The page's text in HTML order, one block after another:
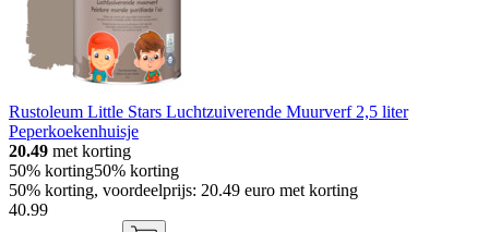
Rustoleum Little Stars Luchtzuiverende Muurverf 2,5 liter
Peperkoekenhuisje
20.49 met korting
50% korting50% korting
50% korting, voordeelprijs: 20.49 euro met korting
40.99